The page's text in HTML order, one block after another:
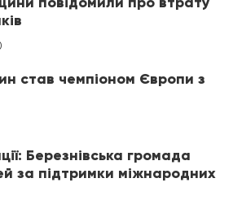
став чемпіоном Європи з
Березнівська громада
за підтримки міжнародних